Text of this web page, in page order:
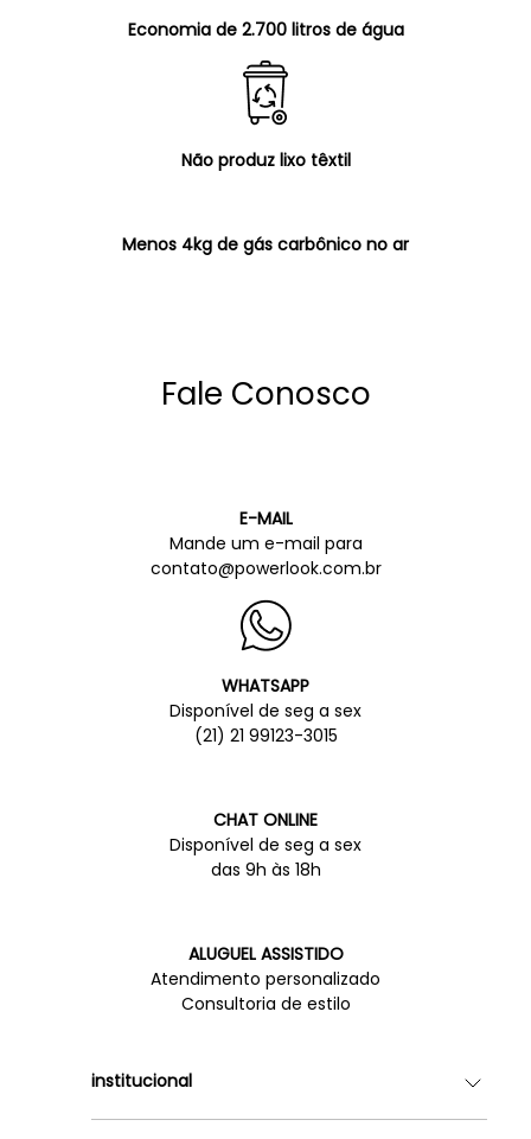
Economia de 2.700 litros de água
Não produz lixo têxtil
Menos 4kg de gás carbônico no ar
Fale Conosco
E-MAIL
Mande um e-mail para
contato@powerlook.com.br
WHATSAPP
Disponível de seg a sex
(21) 21 99123-3015
CHAT ONLINE
Disponível de seg a sex
das 9h às 18h
ALUGUEL ASSISTIDO
Atendimento personalizado
Consultoria de estilo
institucional